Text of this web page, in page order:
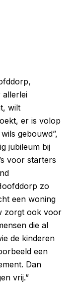
allerlei
wilt
er is volop
gebouwd”,
jubileum bij
voor starters
zo
een woning
zorgt ook voor
die al
de kinderen
een
Dan
vrij.”